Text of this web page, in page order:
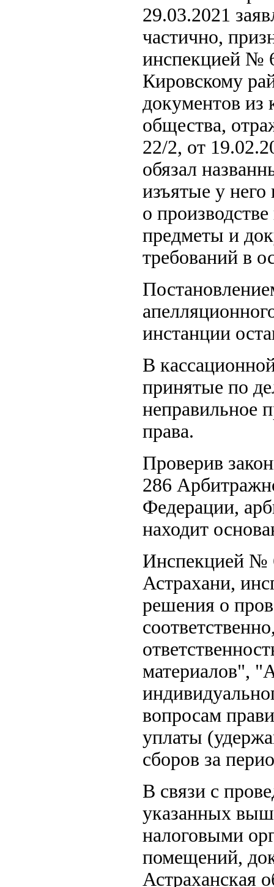
29.03.2021
частично,
инспекцией №
Кировскому
документов из
общества,
22/2, от
обязал
изъятые у
о
предметы и
требований в
инстанции
В
принятые по
неправильное
права.
Проверив
286
Федерации,
находит
Инспекцией №
Астрахани,
решения о
материалов",
вопросам
уплаты
сборов за
В связи с
указанных
налоговыми
помещений,
Астраханская